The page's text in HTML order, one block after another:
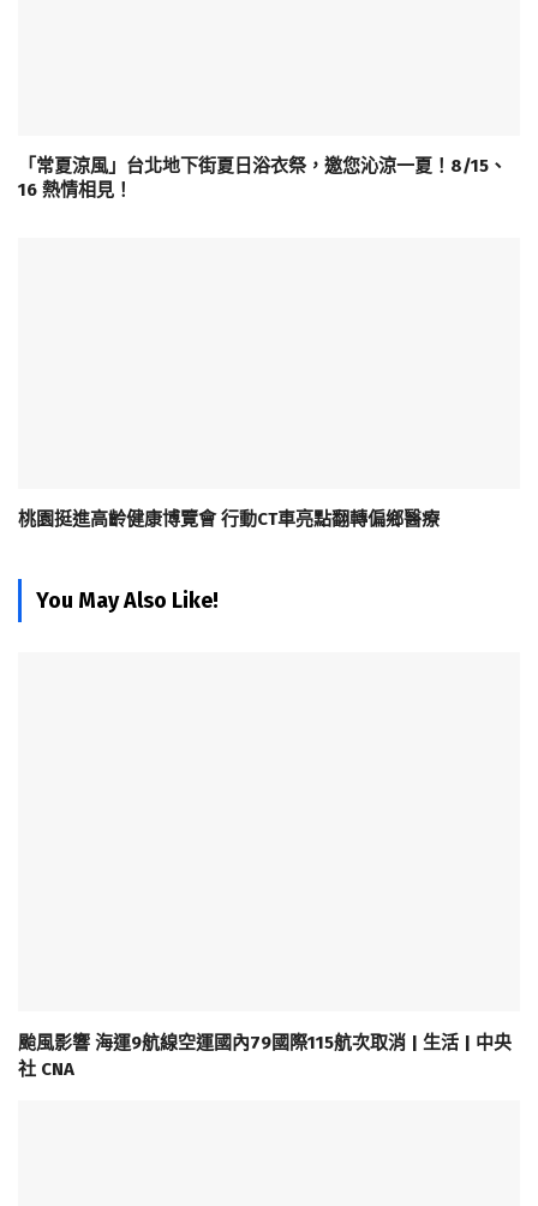
「常夏涼風」台北地下街夏日浴衣祭，邀您沁涼一夏！8/15、
16 熱情相見！
桃園挺進高齡健康博覽會 行動CT車亮點翻轉偏鄉醫療
You May Also Like!
颱風影響 海運9航線空運國內79國際115航次取消 | 生活 | 中央
社 CNA